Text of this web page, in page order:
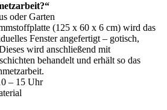
oder Garten
(125 x 60 x 6 cm) wird das
Fenster angefertigt – gotisch,
wird anschließend mit
behandelt und erhält so das
– 15 Uhr